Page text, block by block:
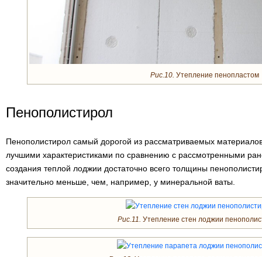
Рис.10. Утепление пенопластом
Пенополистирол
Пенополистирол самый дорогой из рассматриваемых
лучшими характеристиками по сравнению с рассмотренными
создания теплой лоджии достаточно всего толщины
значительно меньше, чем, например, у минеральной ваты.
Рис.11. Утепление стен лоджии